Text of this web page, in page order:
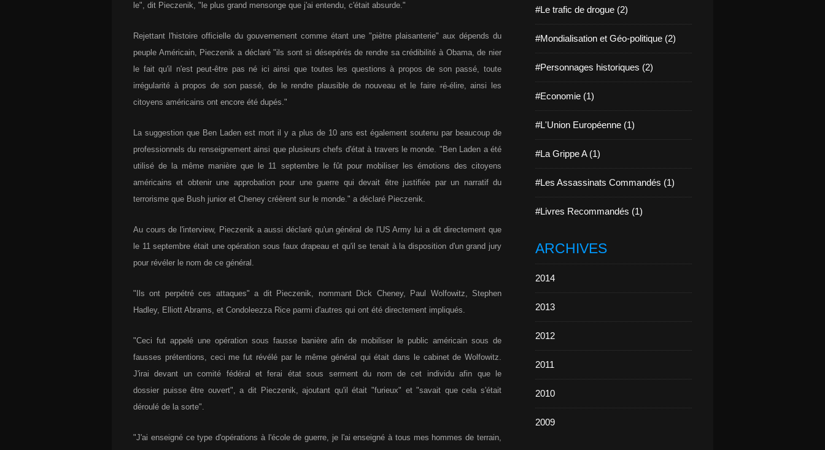
le", dit Pieczenik, "le plus grand mensonge que j'ai entendu, c'était absurde."
Rejettant l'histoire officielle du gouvernement comme étant une "piètre plaisanterie" aux dépends du
peuple Américain, Pieczenik a déclaré "ils sont si désepérés de rendre sa crédibilité à Obama, de nier
le fait qu'il n'est peut-être pas né ici ainsi que toutes les questions à propos de son passé, toute
irrégularité à propos de son passé, de le rendre plausible de nouveau et le faire ré-élire, ainsi les
citoyens américains ont encore été dupés."
La suggestion que Ben Laden est mort il y a plus de 10 ans est également soutenu par beaucoup de
professionnels du renseignement ainsi que plusieurs chefs d'état à travers le monde. "Ben Laden a été
utilisé de la même manière que le 11 septembre le fût pour mobiliser les émotions des citoyens
américains et obtenir une approbation pour une guerre qui devait être justifiée par un narratif du
terrorisme que Bush junior et Cheney créèrent sur le monde." a déclaré Pieczenik.
Au cours de l'interview, Pieczenik a aussi déclaré qu'un général de l'US Army lui a dit directement que
le 11 septembre était une opération sous faux drapeau et qu'il se tenait à la disposition d'un grand jury
pour révéler le nom de ce général.
"Ils ont perpétré ces attaques" a dit Pieczenik, nommant Dick Cheney, Paul Wolfowitz, Stephen
Hadley, Elliott Abrams, et Condoleezza Rice parmi d'autres qui ont été directement impliqués.
"Ceci fut appelé une opération sous fausse banière afin de mobiliser le public américain sous de
fausses prétentions, ceci me fut révélé par le même général qui était dans le cabinet de Wolfowitz.
J'irai devant un comité fédéral et ferai état sous serment du nom de cet individu afin que le
dossier puisse être ouvert", a dit Pieczenik, ajoutant qu'il était "furieux" et "savait que cela s'était
déroulé de la sorte".
"J'ai enseigné ce type d'opérations à l'école de guerre, je l'ai enseigné à tous mes hommes de terrain,
#Le trafic de drogue (2)
#Mondialisation et Géo-politique (2)
#Personnages historiques (2)
#Economie (1)
#L'Union Européenne (1)
#La Grippe A (1)
#Les Assassinats Commandés (1)
#Livres Recommandés (1)
ARCHIVES
2014
2013
2012
2011
2010
2009